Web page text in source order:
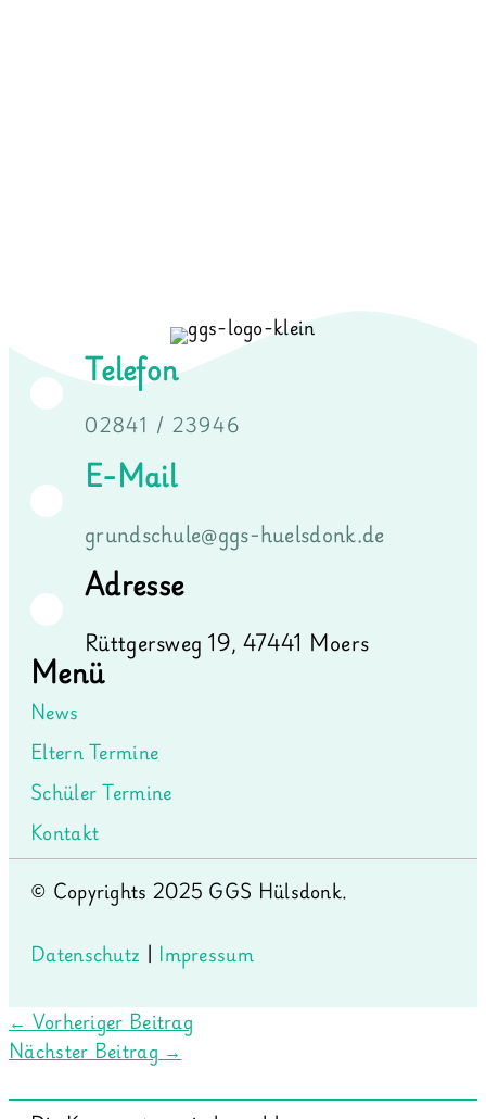
Telefon
02841 / 23946
E-Mail
grundschule@ggs-huelsdonk.de
Adresse
Rüttgersweg 19, 47441 Moers
Menü
News
Eltern Termine
Schüler Termine
Kontakt
© Copyrights 2025 GGS Hülsdonk.
Datenschutz | Impressum
← Vorheriger Beitrag
Nächster Beitrag →